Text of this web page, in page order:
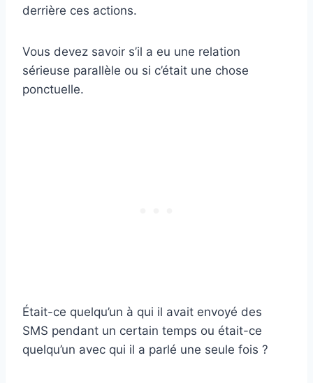
derrière ces actions.
Vous devez savoir s’il a eu une relation
sérieuse parallèle ou si c’était une chose
ponctuelle.
Était-ce quelqu’un à qui il avait envoyé des
SMS pendant un certain temps ou était-ce
quelqu’un avec qui il a parlé une seule fois ?